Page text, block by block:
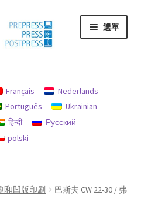
選單
Français
Nederlands
Português
Ukrainian
हिन्दी
Русский
polski
和凹版印刷
巴斯夫 CW 22-30 / 弗